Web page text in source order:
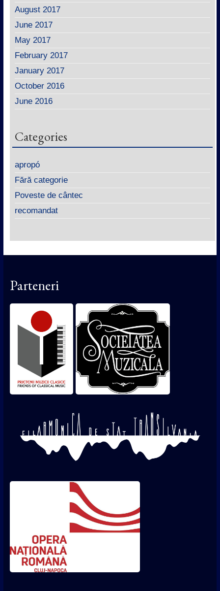
August 2017
June 2017
May 2017
February 2017
January 2017
October 2016
June 2016
Categories
apropó
Fără categorie
Poveste de cântec
recomandat
Parteneri